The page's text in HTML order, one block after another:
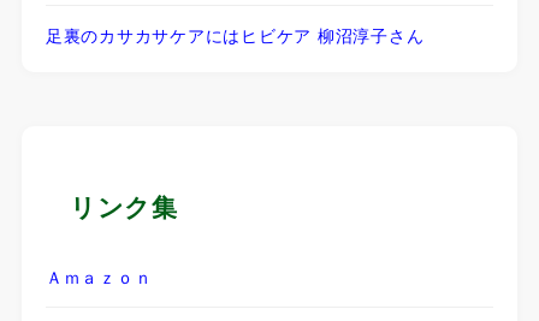
足裏のカサカサケアにはヒビケア 柳沼淳子さん
リンク集
Ａｍａｚｏｎ